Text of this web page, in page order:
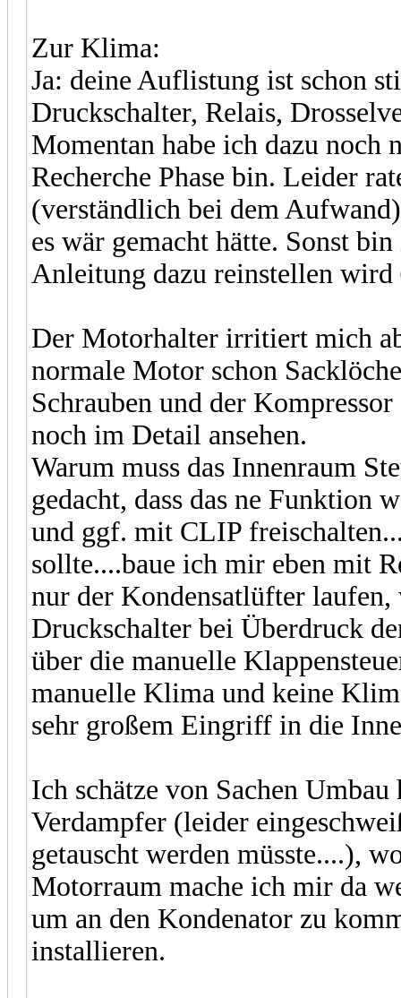
Zur Klima:
Ja: deine Auflistung ist schon
Druckschalter, Relais,
Momentan habe ich dazu noch
Recherche Phase bin. Leider
(verständlich bei dem
es wär gemacht hätte. Sonst
Anleitung dazu reinstellen wird
Der Motorhalter irritiert mich
normale Motor schon
Schrauben und der
noch im Detail ansehen.
Warum muss das Innenraum
gedacht, dass das ne Funktion
und ggf. mit CLIP
sollte....baue ich mir eben mit
nur der Kondensatlüfter
Druckschalter bei Überdruck
über die manuelle
manuelle Klima und keine
sehr großem Eingriff in die
Ich schätze von Sachen
Verdampfer (leider
getauscht werden müsste....),
Motorraum mache ich mir da
um an den Kondenator zu
installieren.